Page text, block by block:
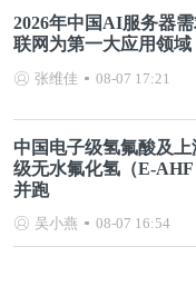
2026年中国AI服务器
联网为第一大应用领域
张维佳 08-07 17:21
中国电子级氢氟酸及
级无水氟化氢（E-
并跑
吴小燕 08-07 16:54